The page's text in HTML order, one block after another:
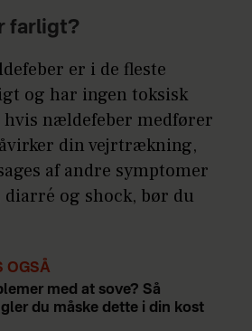
farligt?
er i de fleste
og har ingen toksisk
nældefeber medfører
din vejrtrækning,
af andre symptomer
diarré og shock, bør du
OGSÅ
med at sove? Så
du måske dette i din kost